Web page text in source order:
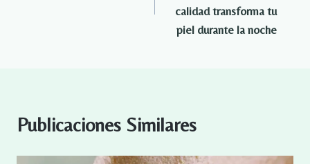
calidad transforma tu
piel durante la noche
Publicaciones Similares